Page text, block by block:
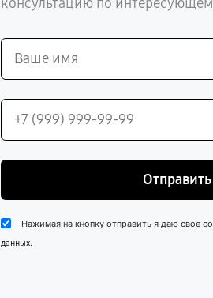
Нажимая на кнопку отправить я даю свое
данных.